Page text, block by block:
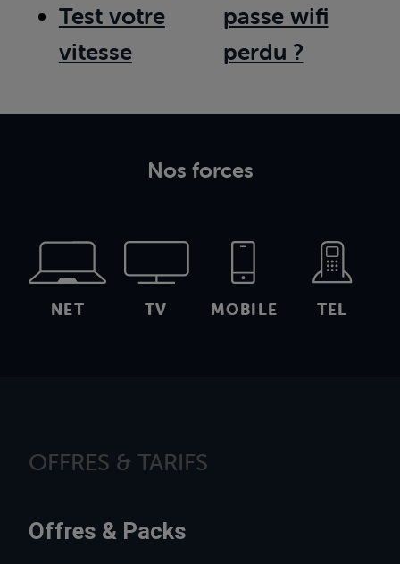
Test votre
vitesse
passe wifi
perdu ?
Nos forces
NET TV MOBILE TEL
OFFRES & TARIFS
Offres & Packs